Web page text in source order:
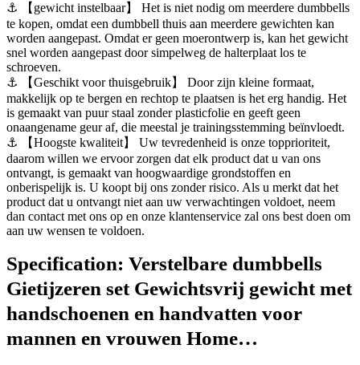
⚓ 【gewicht instelbaar】 Het is niet nodig om meerdere dumbbells
te kopen, omdat een dumbbell thuis aan meerdere gewichten kan
worden aangepast. Omdat er geen moerontwerp is, kan het gewicht
snel worden aangepast door simpelweg de halterplaat los te
schroeven.
⚓ 【Geschikt voor thuisgebruik】 Door zijn kleine formaat,
makkelijk op te bergen en rechtop te plaatsen is het erg handig. Het
is gemaakt van puur staal zonder plasticfolie en geeft geen
onaangename geur af, die meestal je trainingsstemming beïnvloedt.
⚓ 【Hoogste kwaliteit】 Uw tevredenheid is onze topprioriteit,
daarom willen we ervoor zorgen dat elk product dat u van ons
ontvangt, is gemaakt van hoogwaardige grondstoffen en
onberispelijk is. U koopt bij ons zonder risico. Als u merkt dat het
product dat u ontvangt niet aan uw verwachtingen voldoet, neem
dan contact met ons op en onze klantenservice zal ons best doen om
aan uw wensen te voldoen.
Specification: Verstelbare dumbbells
Gietijzeren set Gewichtsvrij gewicht met
handschoenen en handvatten voor
mannen en vrouwen Home…